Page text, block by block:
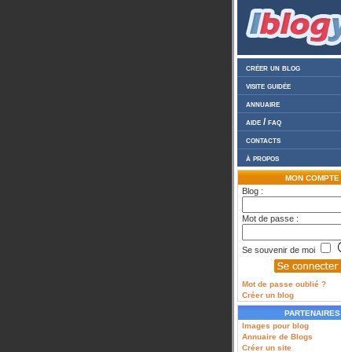
créer un blog
visite guidée
annuaire
aide / faq
contacts
à propos
MON COMPTE
Blog :
Mot de passe :
Se souvenir de moi
Mot de passe oublié ?
Créer un blog
PARTENAIRES
Images pour blog
Annuaire de Blogs
Créer un site